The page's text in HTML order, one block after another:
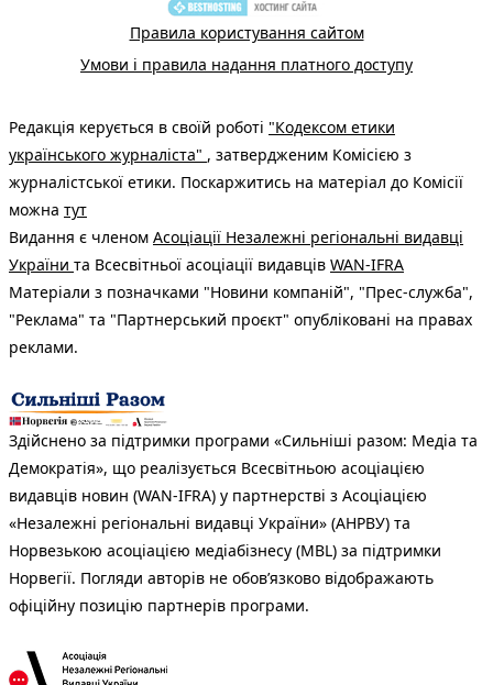
Правила користування сайтом
Умови і правила надання платного доступу
Редакція керується в своїй роботі "Кодексом етики
українського журналіста" , затвердженим Комісією з
журналістської етики. Поскаржитись на матеріал до Комісії
можна тут
Видання є членом Асоціації Незалежні регіональні видавці
України та Всесвітньої асоціації видавців WAN-IFRA
Матеріали з позначками "Новини компаній", "Прес-служба",
"Реклама" та "Партнерський проєкт" опубліковані на правах
реклами.
Здійснено за підтримки програми «Сильніші разом: Медіа та
Демократія», що реалізується Всесвітньою асоціацією
видавців новин (WAN-IFRA) у партнерстві з Асоціацією
«Незалежні регіональні видавці України» (АНРВУ) та
Норвезькою асоціацією медіабізнесу (MBL) за підтримки
Норвегії. Погляди авторів не обов’язково відображають
офіційну позицію партнерів програми.